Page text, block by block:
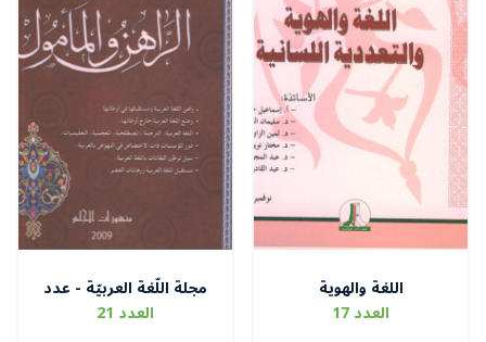
اللغة والهوية
العدد 17
مجلة اللّغة العربيّة - عدد
خاص
العدد 21